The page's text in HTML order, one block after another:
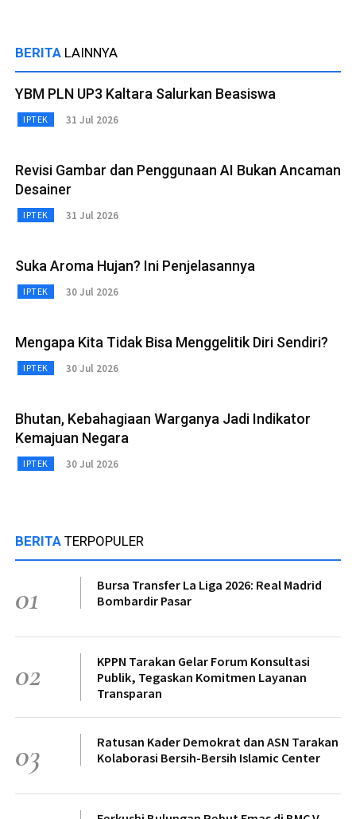
BERITA LAINNYA
YBM PLN UP3 Kaltara Salurkan Beasiswa
IPTEK 31 Jul 2026
Revisi Gambar dan Penggunaan AI Bukan Ancaman
Desainer
IPTEK 31 Jul 2026
Suka Aroma Hujan? Ini Penjelasannya
IPTEK 30 Jul 2026
Mengapa Kita Tidak Bisa Menggelitik Diri Sendiri?
IPTEK 30 Jul 2026
Bhutan, Kebahagiaan Warganya Jadi Indikator
Kemajuan Negara
IPTEK 30 Jul 2026
BERITA TERPOPULER
01
Bursa Transfer La Liga 2026: Real Madrid
Bombardir Pasar
02
KPPN Tarakan Gelar Forum Konsultasi
Publik, Tegaskan Komitmen Layanan
Transparan
03
Ratusan Kader Demokrat dan ASN Tarakan
Kolaborasi Bersih-Bersih Islamic Center